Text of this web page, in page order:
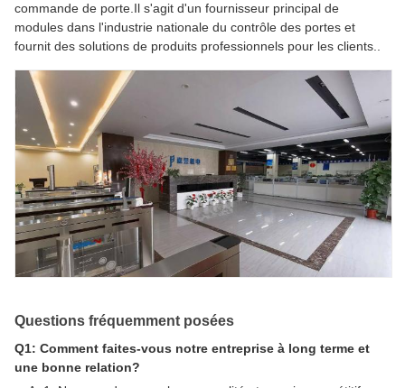
commande de porte.Il s'agit d'un fournisseur principal de
modules dans l'industrie nationale du contrôle des portes et
fournit des solutions de produits professionnels pour les clients..
Questions fréquemment posées
Q1: Comment faites-vous notre entreprise à long terme et
une bonne relation?